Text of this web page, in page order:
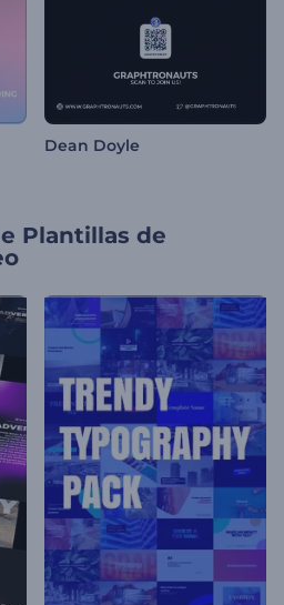
Dean Doyle
Plantillas de